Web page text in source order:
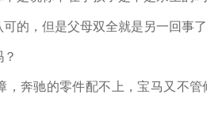
，但是父母双全就是另一回事
奔驰的零件配不上，宝马又不管